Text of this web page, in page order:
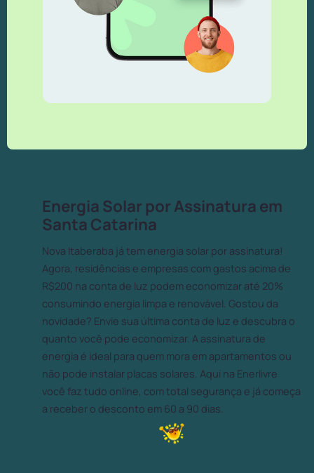
Energia Solar por Assinatura em
Santa Catarina
Nova Itaberaba já tem energia solar por assinatura!
Agora, residências e empresas com gastos acima de
R$200 na conta de luz podem economizar até 20%
consumindo energia limpa e renovável. Gostou da
novidade? Envie sua última conta de luz e descubra o
quanto você pode economizar. A assinatura de
energia é ideal para quem mora em apartamentos ou
não pode instalar placas solares. Aqui na Enerlivre
você faz tudo online, com total segurança e já começa
a receber o desconto em 60 a 90 dias.